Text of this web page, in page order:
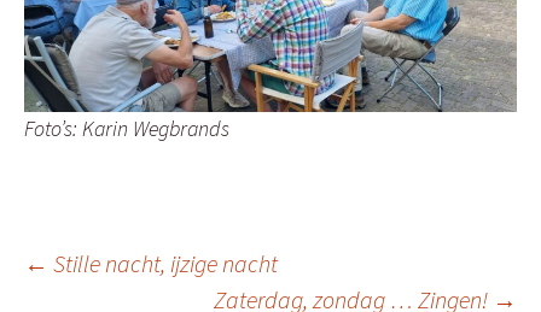
Foto’s: Karin Wegbrands
Berichtnavigatie
← Stille nacht, ijzige nacht
Zaterdag, zondag … Zingen! →